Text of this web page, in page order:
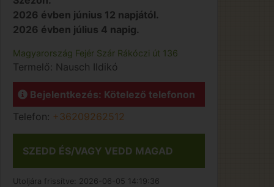
2026 évben június 12 napjától.
2026 évben július 4 napig.
Magyarország Fejér Szár Rákóczi út 136
Termelő: Nausch Ildikó
Bejelentkezés: Kötelező telefonon
Telefon: +36209262512
SZEDD ÉS/VAGY VEDD MAGAD
Utoljára frissítve: 2026-06-05 14:19:36